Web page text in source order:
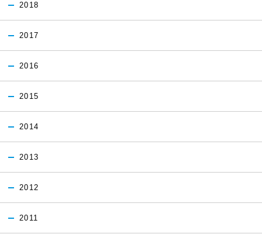
2018
2017
2016
2015
2014
2013
2012
2011